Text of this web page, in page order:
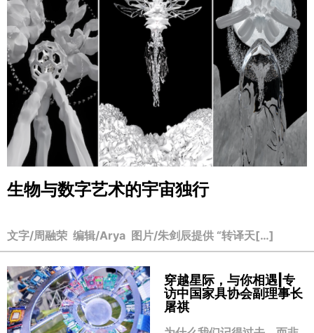
生物与数字艺术的宇宙独行
文字/周融荣 编辑/Arya 图片/朱剑辰提供 “转译天[…]
穿越星际，与你相遇|专
访中国家具协会副理事长
屠祺